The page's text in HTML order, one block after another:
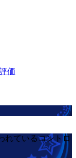
価
れているコントロ